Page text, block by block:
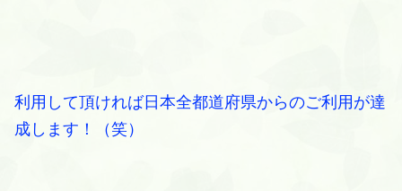
利用して頂ければ日本全都道府県からのご利用が達
成します！（笑）